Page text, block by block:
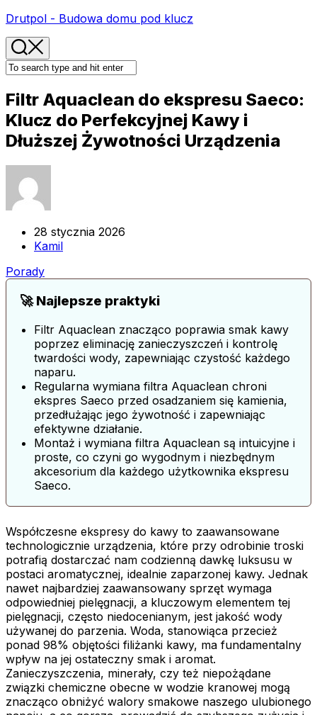
Skip
content
Drutpol - Budowa domu pod klucz
Filtr Aquaclean do ekspresu Saeco:
Klucz do Perfekcyjnej Kawy i
Dłuższej Żywotności Urządzenia
28 stycznia 2026
Kamil
Porady
🚀 Najlepsze praktyki
Filtr Aquaclean znacząco poprawia smak kawy
poprzez eliminację zanieczyszczeń i kontrolę
twardości wody, zapewniając czystość każdego
naparu.
Regularna wymiana filtra Aquaclean chroni
ekspres Saeco przed osadzaniem się kamienia,
przedłużając jego żywotność i zapewniając
efektywne działanie.
Montaż i wymiana filtra Aquaclean są intuicyjne i
proste, co czyni go wygodnym i niezbędnym
akcesorium dla każdego użytkownika ekspresu
Saeco.
Współczesne ekspresy do kawy to zaawansowane
technologicznie urządzenia, które przy odrobinie troski
potrafią dostarczać nam codzienną dawkę luksusu w
postaci aromatycznej, idealnie zaparzonej kawy. Jednak
nawet najbardziej zaawansowany sprzęt wymaga
odpowiedniej pielęgnacji, a kluczowym elementem tej
pielęgnacji, często niedocenianym, jest jakość wody
używanej do parzenia. Woda, stanowiąca przecież
ponad 98% objętości filiżanki kawy, ma fundamentalny
wpływ na jej ostateczny smak i aromat.
Zanieczyszczenia, minerały, czy też niepożądane
związki chemiczne obecne w wodzie kranowej mogą
znacząco obniżyć walory smakowe naszego ulubionego